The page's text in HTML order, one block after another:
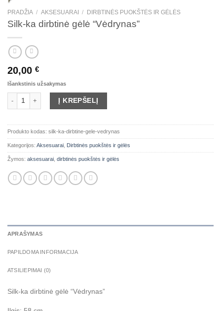
PRADŽIA / AKSESUARAI / DIRBTINĖS PUOKŠTĖS IR GĖLĖS
Silk-ka dirbtinė gėlė “Vėdrynas”
20,00 €
Išankstinis užsakymas
produkto kiekis: Silk-ka dirbtinė gėlė "Vėdrynas"
Į KREPŠELĮ
Produkto kodas: silk-ka-dirbtine-gele-vedrynas
Kategorijos: Aksesuarai Dirbtinės puokštės ir gėlės
Žymos: aksesuarai dirbtinės puokštės ir gėlės
APRAŠYMAS
PAPILDOMA INFORMACIJA
ATSILIEPIMAI (0)
Silk-ka dirbtinė gėlė “Vėdrynas”